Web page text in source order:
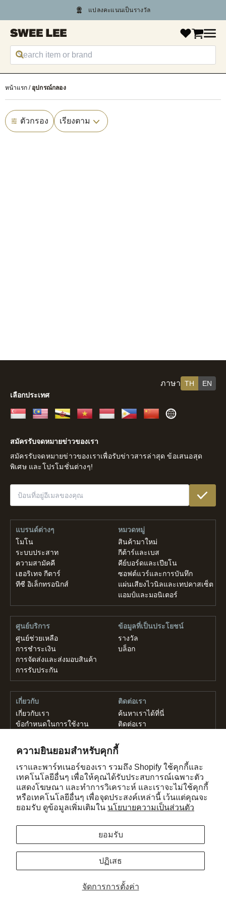
ความยินยอมสำหรับคุกกี้
เราและพาร์ทเนอร์ของเรา รวมถึง Shopify ใช้คุกกี้และ
เทคโนโลยีอื่นๆ เพื่อให้คุณได้รับประสบการณ์เฉพาะตัว
แสดงโฆษณา และทำการวิเคราะห์ และเราจะไม่ใช้คุกกี้
หรือเทคโนโลยีอื่นๆ เพื่อจุดประสงค์เหล่านี้ เว้นแต่คุณจะ
ยอมรับ ดูข้อมูลเพิ่มเติมใน นโยบายความเป็นส่วนตัว
จัดการการตั้งค่า
ยอมรับ
ปฏิเสธ
แปลงคะแนนเป็นรางวัล
หน้าแรก อุปกรณ์กลอง
ตัวกรอง เรียงตาม
ภาษา TH EN
เลือกประเทศ
เหลือ
สมัครรับจดหมายข่าวของเรา
สมัครรับจดหมายข่าวของเราเพื่อรับข่าวสารล่าสุด ข้อเสนอสุด
พิเศษ และโปรโมชั่นต่างๆ!
แบรนด์ต่างๆ
โมโน
ระบบประสาท
ความสามัคคี
เฮอริเทจ กีตาร์
ทีซี อิเล็กทรอนิกส์
หมวดหมู่
สินค้ามาใหม่
กีต้าร์และเบส
คีย์บอร์ดและเปียโน
ซอฟต์แวร์และการบันทึก
แผ่นเสียงไวนิลและเทปคาสเซ็ต
แอมป์และมอนิเตอร์
ศูนย์บริการ
ศูนย์ช่วยเหลือ
การชำระเงิน
การจัดส่งและส่งมอบสินค้า
การรับประกัน
ข้อมูลที่เป็นประโยชน์
รางวัล
บล็อก
เกี่ยวกับ
เกี่ยวกับเรา
ข้อกำหนดในการใช้งาน
กด
ติดต่อเรา
ค้นหาเราได้ที่นี่
ติดต่อเรา
online
ลิขสิทธิ์ © 2026, GadHouse Co., Ltd
976/9 ถ.ริมคลองสามเสน บางกะปิ ห้วยขวาง
กรุงเทพฯ 10310 ประเทศไทย
SWEE LEE และเครื่องหมายการค้าอื่นๆ เป็นกรรมสิทธิ์ของ Swee Lee Holdings
Pte Ltd และ/หรือผู้ให้สิทธิ์ใช้งาน และใช้ภายใต้ใบอนุญาต